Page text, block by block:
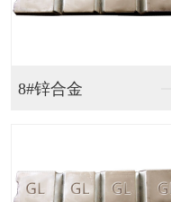
铝合金订做